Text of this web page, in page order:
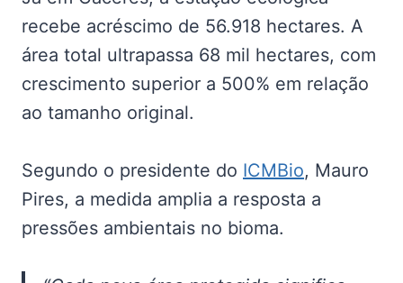
recebe acréscimo de 56.918 hectares. A
área total ultrapassa 68 mil hectares, com
crescimento superior a 500% em relação
ao tamanho original.
Segundo o presidente do ICMBio, Mauro
Pires, a medida amplia a resposta a
pressões ambientais no bioma.